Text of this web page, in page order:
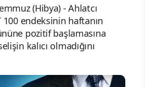
(Hibya) - Ahlatcı
100 endeksinin haftanın
pozitif başlamasına
kalıcı olmadığını